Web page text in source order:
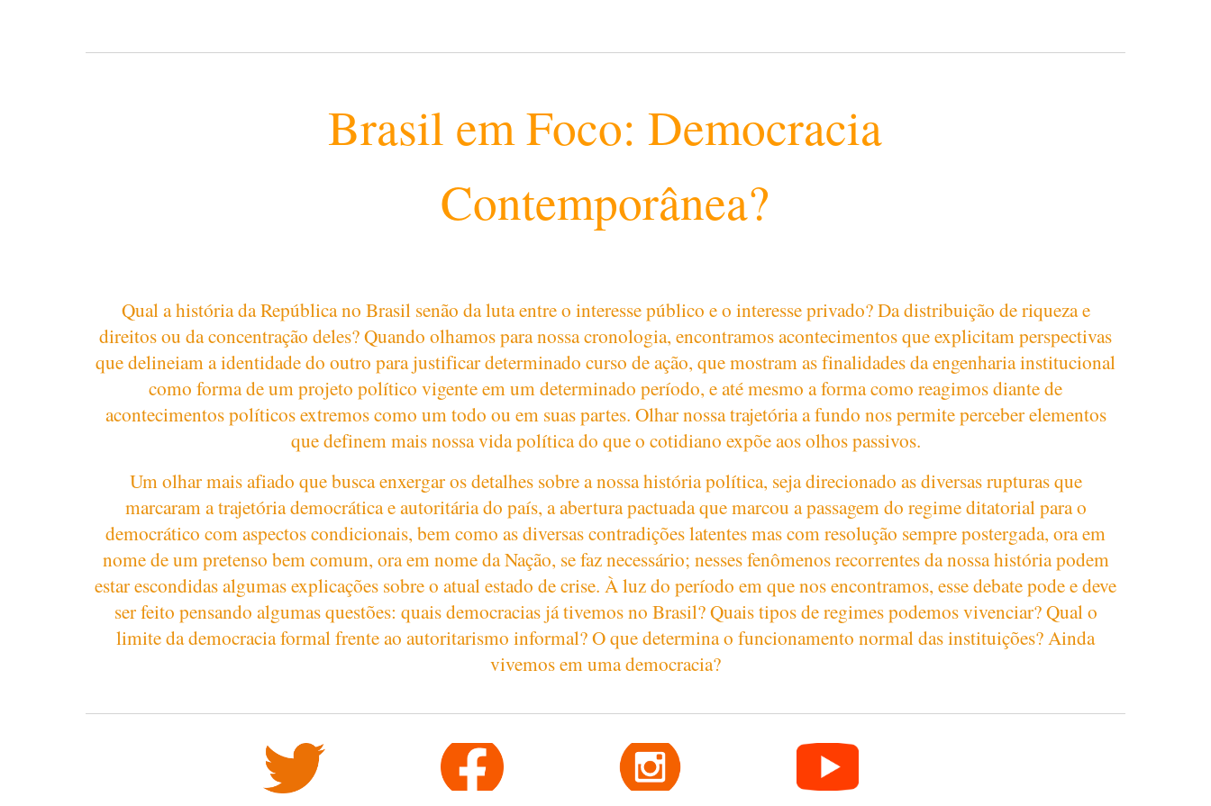
Brasil em Foco: Democracia
Contemporânea?
Qual a história da República no Brasil senão da luta entre o interesse público e o interesse privado? Da distribuição de riqueza e
direitos ou da concentração deles? Quando olhamos para nossa cronologia, encontramos acontecimentos que explicitam perspectivas
que delineiam a identidade do outro para justificar determinado curso de ação, que mostram as finalidades da engenharia institucional
como forma de um projeto político vigente em um determinado período, e até mesmo a forma como reagimos diante de
acontecimentos políticos extremos como um todo ou em suas partes. Olhar nossa trajetória a fundo nos permite perceber elementos
que definem mais nossa vida política do que o cotidiano expõe aos olhos passivos.
Um olhar mais afiado que busca enxergar os detalhes sobre a nossa história política, seja direcionado as diversas rupturas que
marcaram a trajetória democrática e autoritária do país, a abertura pactuada que marcou a passagem do regime ditatorial para o
democrático com aspectos condicionais, bem como as diversas contradições latentes mas com resolução sempre postergada, ora em
nome de um pretenso bem comum, ora em nome da Nação, se faz necessário; nesses fenômenos recorrentes da nossa história podem
estar escondidas algumas explicações sobre o atual estado de crise. À luz do período em que nos encontramos, esse debate pode e deve
ser feito pensando algumas questões: quais democracias já tivemos no Brasil? Quais tipos de regimes podemos vivenciar? Qual o
limite da democracia formal frente ao autoritarismo informal? O que determina o funcionamento normal das instituições? Ainda
vivemos em uma democracia?